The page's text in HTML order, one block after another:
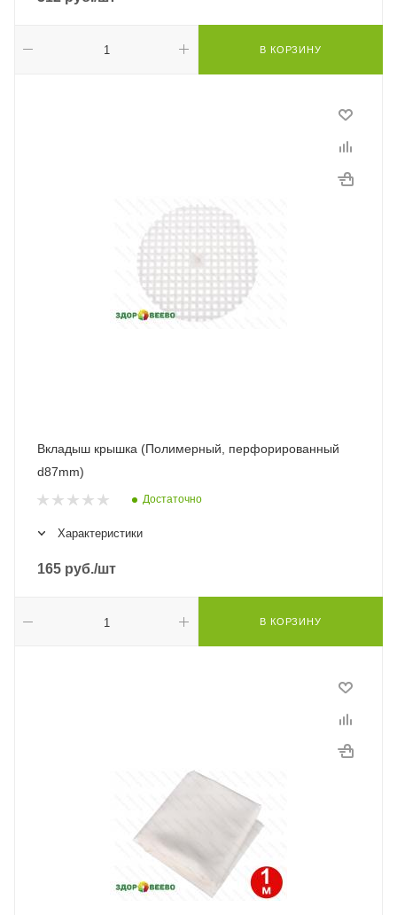
В КОРЗИНУ
Вкладыш крышка (Полимерный, перфорированный
d87mm)
Достаточно
Характеристики
165 руб./шт
В КОРЗИНУ